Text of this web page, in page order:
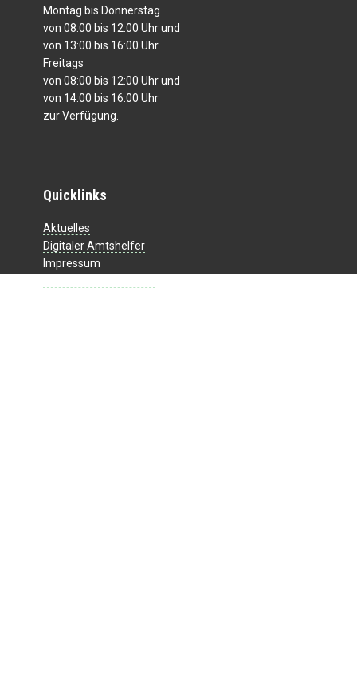
Montag bis Donnerstag
von 08:00 bis 12:00 Uhr und
von 13:00 bis 16:00 Uhr
Freitags
von 08:00 bis 12:00 Uhr und
von 14:00 bis 16:00 Uhr
zur Verfügung.
Quicklinks
Aktuelles
Digitaler Amtshelfer
Impressum